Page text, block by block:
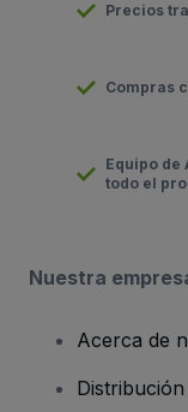
Precios
Compras
Equipo de
todo el
Nuestra
Acerca de